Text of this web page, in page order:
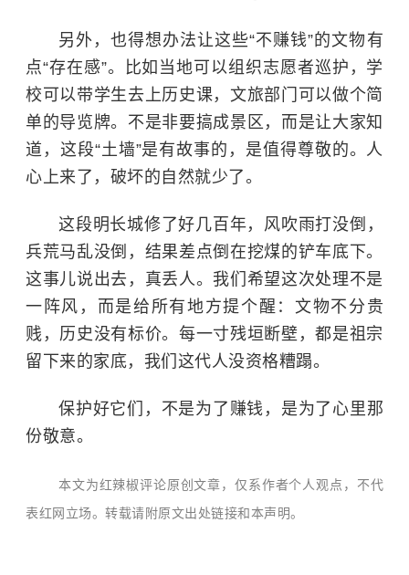
另外，也得想办法让这些“不赚钱”的文物有
点“存在感”。比如当地可以组织志愿者巡护，学
校可以带学生去上历史课，文旅部门可以做个简
单的导览牌。不是非要搞成景区，而是让大家知
道，这段“土墙”是有故事的，是值得尊敬的。人
心上来了，破坏的自然就少了。
这段明长城修了好几百年，风吹雨打没倒，
兵荒马乱没倒，结果差点倒在挖煤的铲车底下。
这事儿说出去，真丢人。我们希望这次处理不是
一阵风，而是给所有地方提个醒：文物不分贵
贱，历史没有标价。每一寸残垣断壁，都是祖宗
留下来的家底，我们这代人没资格糟蹋。
保护好它们，不是为了赚钱，是为了心里那
份敬意。
本文为红辣椒评论原创文章，仅系作者个人观点，不代
表红网立场。转载请附原文出处链接和本声明。